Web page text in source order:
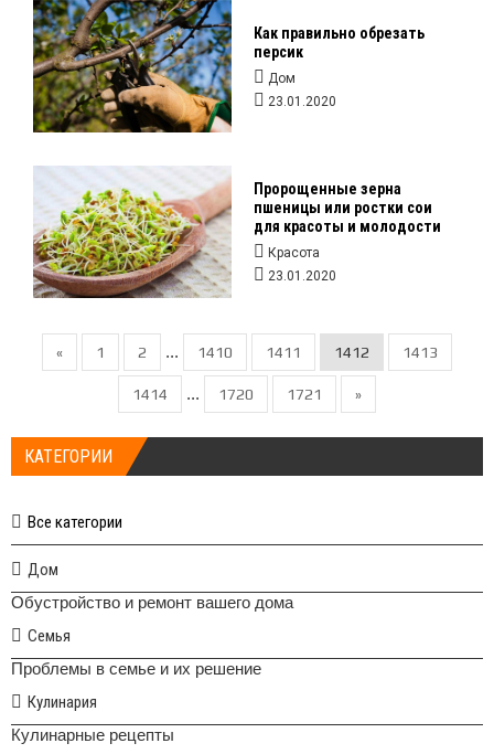
Как правильно обрезать
персик
Дом
23.01.2020
Пророщенные зерна
пшеницы или ростки сои
для красоты и молодости
Красота
23.01.2020
« 1 2 ... 1410 1411 1412 1413
1414 ... 1720 1721 »
КАТЕГОРИИ
Все категории
Дом
Обустройство и ремонт вашего дома
Семья
Проблемы в семье и их решение
Кулинария
Кулинарные рецепты